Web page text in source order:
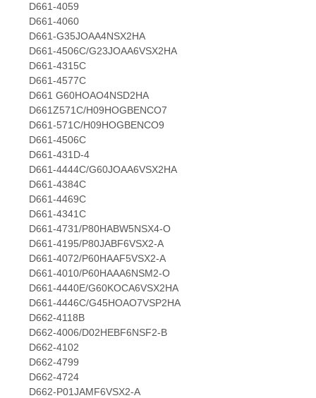
D661-4059
D661-4060
D661-G35JOAA4NSX2HA
D661-4506C/G23JOAA6VSX2HA
D661-4315C
D661-4577C
D661 G60HOAO4NSD2HA
D661Z571C/H09HOGBENCO7
D661-571C/H09HOGBENCO9
D661-4506C
D661-431D-4
D661-4444C/G60JOAA6VSX2HA
D661-4384C
D661-4469C
D661-4341C
D661-4731/P80HABW5NSX4-O
D661-4195/P80JABF6VSX2-A
D661-4072/P60HAAF5VSX2-A
D661-4010/P60HAAA6NSM2-O
D661-4440E/G60KOCA6VSX2HA
D661-4446C/G45HOAO7VSP2HA
D662-4118B
D662-4006/D02HEBF6NSF2-B
D662-4102
D662-4799
D662-4724
D662-P01JAMF6VSX2-A